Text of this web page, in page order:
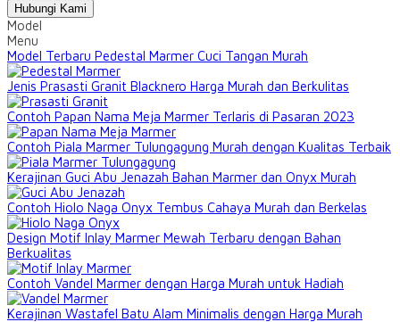
Hubungi Kami
Model
Menu
Model Terbaru Pedestal Marmer Cuci Tangan Murah
Jenis Prasasti Granit Blacknero Harga Murah dan Berkulitas
Contoh Papan Nama Meja Marmer Terlaris di Pasaran 2023
Contoh Piala Marmer Tulungagung Murah dengan Kualitas Terbaik
Kerajinan Guci Abu Jenazah Bahan Marmer dan Onyx Murah
Contoh Hiolo Naga Onyx Tembus Cahaya Murah dan Berkelas
Design Motif Inlay Marmer Mewah Terbaru dengan Bahan
Berkualitas
Contoh Vandel Marmer dengan Harga Murah untuk Hadiah
Kerajinan Wastafel Batu Alam Minimalis dengan Harga Murah